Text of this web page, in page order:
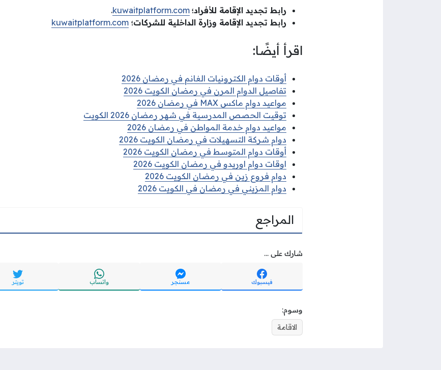
رابط تجديد الإقامة للأفراد؛ kuwaitplatform.com
.
رابط تجديد الإقامة وزارة الداخلية للشركات؛ kuwaitplatform.com
اقرأ أيضًا:
أوقات دوام الكترونيات الغانم في رمضان 2026
تفاصيل الدوام المرن في رمضان الكويت 2026
مواعيد دوام ماكس MAX في رمضان 2026
توقيت الحصص المدرسية في شهر رمضان 2026 الكويت
مواعيد دوام خدمة المواطن في رمضان 2026
دوام شركة التسهيلات في رمضان الكويت 2026
أوقات دوام المتوسط في رمضان الكويت 2026
اوقات دوام اوريدو في رمضان الكويت 2026
دوام فروع زين في رمضان الكويت 2026
دوام المزيني في رمضان في الكويت 2026
المراجع
شارك على ...
فيسبوك مسنجر واتساب تويتر
وسوم:
الاقامة